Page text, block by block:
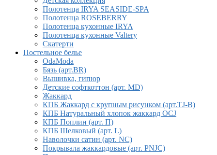
Полотенца IRYA SEASIDE-SPA
Полотенца ROSEBERRY
Полотенца кухонные IRYA
Полотенца кухонные Valtery
Скатерти
Постельное белье
OdaModa
Бязь (арт.BR)
Вышивка, гипюр
Детские софткоттон (арт. MD)
Жаккард
КПБ Жаккард с крупным рисунком (арт.TJ-B)
КПБ Натуральный хлопок жаккард OCJ
КПБ Поплин (арт. П)
КПБ Шелковый (арт. L)
Наволочки сатин (арт. NC)
Покрывала жаккардовые (арт. PNJC)